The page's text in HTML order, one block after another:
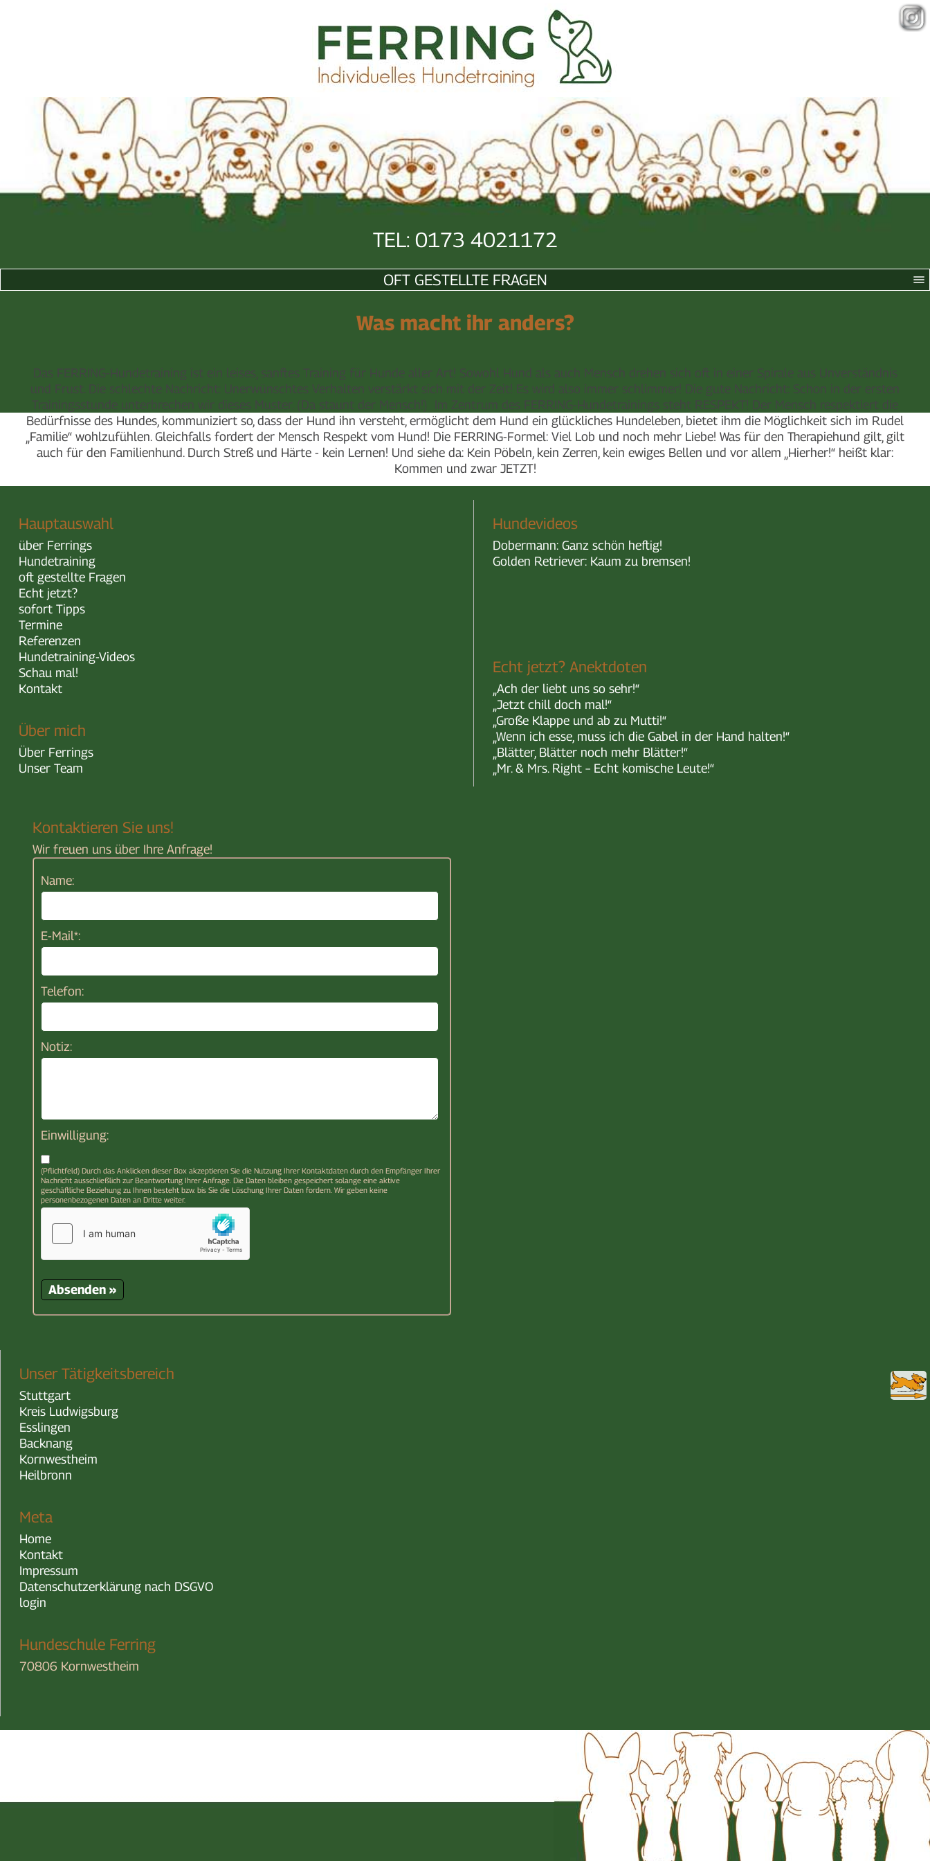
TEL: 0173 4021172
OFT GESTELLTE FRAGEN
Was macht ihr anders?
Das FERRING-Hundetraining ist ein leises, sanftes Training für Hunde aller Art! Sowohl Hund als auch Mensch drehen sich oft in einer Spirale aus Unverständnis
und Frust. Die schlechte Nachricht: Unerwünschtes Verhalten verstärkt sich mit der Zeit! Es wird also immer schlimmer! Die gute Nachricht: Schon in der ersten
Trainingsstunde unterbrechen wir dieses Muster. (Da staunt der Mensch!) Im Zentrum des FERRING-Hundetrainings steht RESPEKT! Der Mensch respektiert die
Bedürfnisse des Hundes, kommuniziert so, dass der Hund ihn versteht, ermöglicht dem Hund ein glückliches Hundeleben, bietet ihm die Möglichkeit sich im Rudel
„Familie“ wohlzufühlen. Gleichfalls fordert der Mensch Respekt vom Hund! Die FERRING-Formel: Viel Lob und noch mehr Liebe! Was für den Therapiehund gilt, gilt
auch für den Familienhund. Durch Streß und Härte - kein Lernen! Und siehe da: Kein Pöbeln, kein Zerren, kein ewiges Bellen und vor allem „Hierher!“ heißt klar:
Kommen und zwar JETZT!
Kontaktieren Sie uns!
Wir freuen uns über Ihre Anfrage!
Name:
E-Mail*:
Telefon:
Notiz:
Einwilligung:
(Pflichtfeld) Durch das Anklicken dieser Box akzeptieren Sie die Nutzung Ihrer Kontaktdaten durch den Empfänger Ihrer
Nachricht ausschließlich zur Beantwortung Ihrer Anfrage. Die Daten bleiben gespeichert solange eine aktive
geschäftliche Beziehung zu Ihnen besteht bzw. bis Sie die Löschung Ihrer Daten fordern. Wir geben keine
personenbezogenen Daten an Dritte weiter.
Hauptauswahl
über Ferrings
Hundetraining
oft gestellte Fragen
Echt jetzt?
sofort Tipps
Termine
Referenzen
Hundetraining-Videos
Schau mal!
Kontakt
Über mich
Über Ferrings
Unser Team
Hundevideos
Dobermann: Ganz schön heftig!
Golden Retriever: Kaum zu bremsen!
Echt jetzt? Anektdoten
„Ach der liebt uns so sehr!“
„Jetzt chill doch mal!“
„Große Klappe und ab zu Mutti!“
„Wenn ich esse, muss ich die Gabel in der Hand halten!“
„Blätter, Blätter noch mehr Blätter!“
„Mr. & Mrs. Right – Echt komische Leute!“
Unser Tätigkeitsbereich
Stuttgart
Kreis Ludwigsburg
Esslingen
Backnang
Kornwestheim
Heilbronn
Meta
Home
Kontakt
Impressum
Datenschutzerklärung nach DSGVO
login
Hundeschule Ferring
70806 Kornwestheim
Home Kontakt Datenschutzerklärung nach DSGVO login